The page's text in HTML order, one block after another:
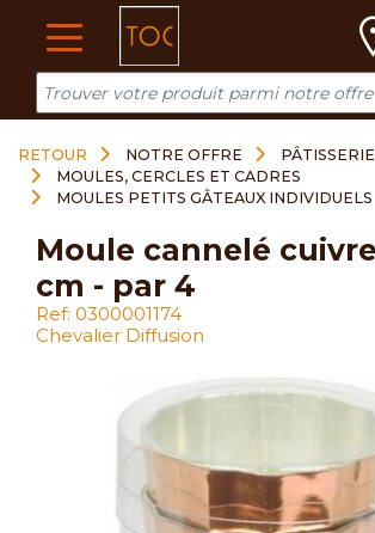
RETOUR NOTRE OFFRE
PÂTISSERIE
MOULES, CERCLES ET CADRES
MOULES PETITS GÂTEAUX INDIVIDUELS
moule cannelé cuivre ø 3,5
cm - par 4
Ref: 0300001174
Chevalier Diffusion
Cookies management panel